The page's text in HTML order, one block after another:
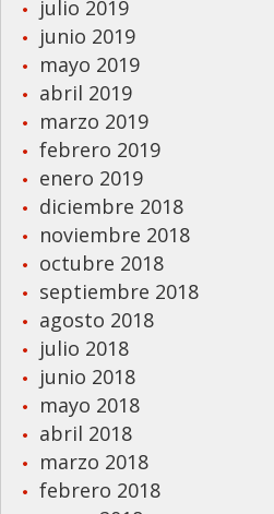
julio 2019
junio 2019
mayo 2019
abril 2019
marzo 2019
febrero 2019
enero 2019
diciembre 2018
noviembre 2018
octubre 2018
septiembre 2018
agosto 2018
julio 2018
junio 2018
mayo 2018
abril 2018
marzo 2018
febrero 2018